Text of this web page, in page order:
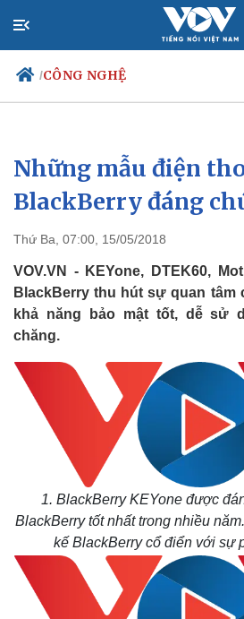
/CÔNG NGHỆ
Chính trị
Đảng
Tổ chức nhân sự
Nhận diện sự thật
Xã
Tin
Dự
Biển
Những mẫu điện
BlackBerry đáng
Thứ Ba, 07:00, 15/05/2018
VOV.VN - KEYone, DTEK60,
BlackBerry thu hút sự quan
khả năng bảo mật tốt, dễ sử
chăng.
1. BlackBerry KEYone được
BlackBerry tốt nhất trong nhiều
kế BlackBerry cổ điển với sự